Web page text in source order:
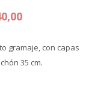
gramaje, con capas
35 cm.